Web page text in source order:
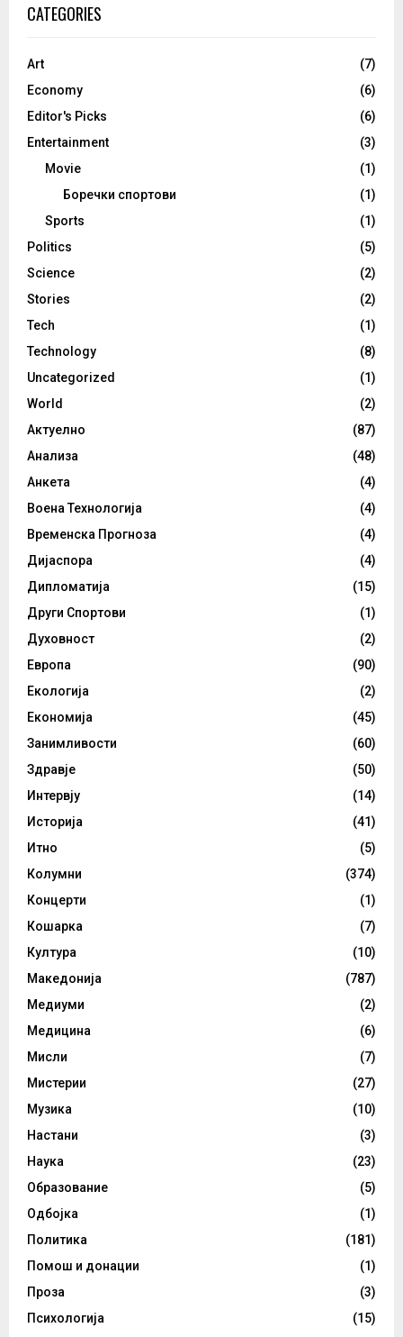
CATEGORIES
Art
(7)
Economy
(6)
Editor's Picks
(6)
Entertainment
(3)
Movie
(1)
Боречки спортови
(1)
Sports
(1)
Politics
(5)
Science
(2)
Stories
(2)
Tech
(1)
Technology
(8)
Uncategorized
(1)
World
(2)
Актуелно
(87)
Анализа
(48)
Анкета
(4)
Воена Технологија
(4)
Временска Прогноза
(4)
Дијаспора
(4)
Дипломатија
(15)
Други Спортови
(1)
Духовност
(2)
Европа
(90)
Екологија
(2)
Економија
(45)
Занимливости
(60)
Здравје
(50)
Интервју
(14)
Историја
(41)
Итно
(5)
Колумни
(374)
Концерти
(1)
Кошарка
(7)
Култура
(10)
Македонија
(787)
Медиуми
(2)
Медицина
(6)
Мисли
(7)
Мистерии
(27)
Музика
(10)
Настани
(3)
Наука
(23)
Образование
(5)
Одбојка
(1)
Политика
(181)
Помош и донации
(1)
Проза
(3)
Психологија
(15)